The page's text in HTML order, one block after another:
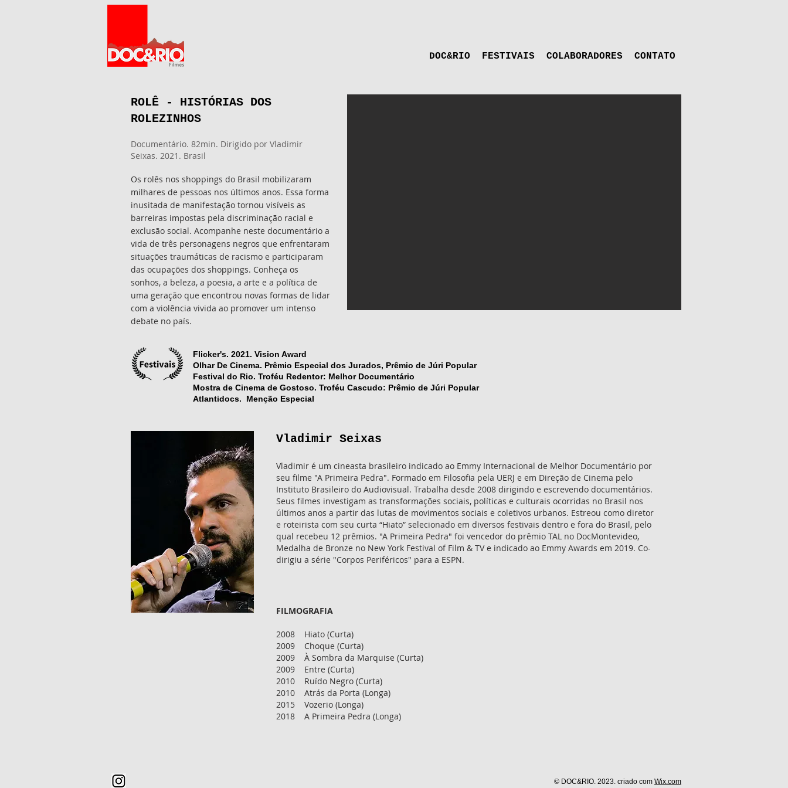
DOC&RIO FESTIVAIS COLABORADORES CONTATO
ROLÊ - HISTÓRIAS DOS
ROLEZINHOS
Documentário. 82min. Dirigido por Vladimir
Seixas. 2021. Brasil
Os rolês nos shoppings do Brasil mobilizaram
milhares de pessoas nos últimos anos. Essa forma
inusitada de manifestação tornou visíveis as
barreiras impostas pela discriminação racial e
exclusão social. Acompanhe neste documentário a
vida de três personagens negros que enfrentaram
situações traumáticas de racismo e participaram
das ocupações dos shoppings. Conheça os
sonhos, a beleza, a poesia, a arte e a política de
uma geração que encontrou novas formas de lidar
com a violência vivida ao promover um intenso
debate no país.
Flicker's. 2021. Vision Award
Olhar De Cinema. Prêmio Especial dos Jurados, Prêmio de Júri Popular
Festival do Rio. Troféu Redentor: Melhor Documentário
Mostra de Cinema de Gostoso. Troféu Cascudo: Prêmio de Júri Popular
Atlantidocs. Menção Especial
Vladimir Seixas
Vladimir é um cineasta brasileiro indicado ao Emmy Internacional de Melhor Documentário por
seu filme "A Primeira Pedra". Formado em Filosofia pela UERJ e em Direção de Cinema pelo
Instituto Brasileiro do Audiovisual. Trabalha desde 2008 dirigindo e escrevendo documentários.
Seus filmes investigam as transformações sociais, políticas e culturais ocorridas no Brasil nos
últimos anos a partir das lutas de movimentos sociais e coletivos urbanos. Estreou como diretor
e roteirista com seu curta “Hiato” selecionado em diversos festivais dentro e fora do Brasil, pelo
qual recebeu 12 prêmios. "A Primeira Pedra" foi vencedor do prêmio TAL no DocMontevideo,
Medalha de Bronze no New York Festival of Film & TV e indicado ao Emmy Awards em 2019. Co-
dirigiu a série "Corpos Periféricos" para a ESPN.
FILMOGRAFIA
2008 Hiato (Curta)
2009 Choque (Curta)
2009 À Sombra da Marquise (Curta)
2009 Entre (Curta)
2010 Ruído Negro (Curta)
2010 Atrás da Porta (Longa)
2015 Vozerio (Longa)
2018 A Primeira Pedra (Longa)
© DOC&RIO. 2023. criado com Wix.com